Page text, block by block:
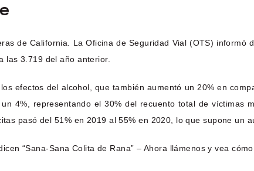
de California. La Oficina de Seguridad Vial (OTS) informó
las 3.719 del año anterior.
efectos del alcohol, que también aumentó un 20% en
4%, representando el 30% del recuento total de víctimas
pasó del 51% en 2019 al 55% en 2020, lo que supone un
“Sana-Sana Colita de Rana” – Ahora llámenos y vea